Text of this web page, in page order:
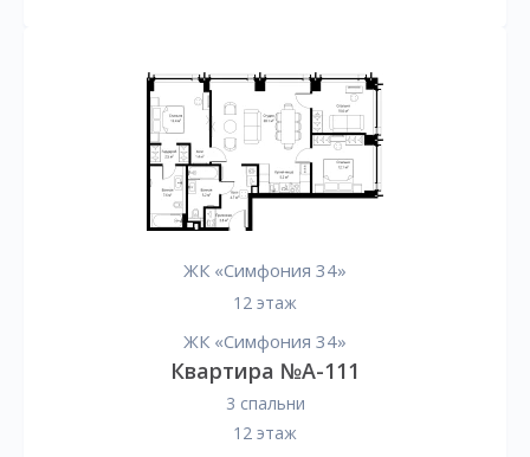
ЖК «Симфония 34»
12 этаж
ЖК «Симфония 34»
Квартира №А-111
3 спальни
12 этаж